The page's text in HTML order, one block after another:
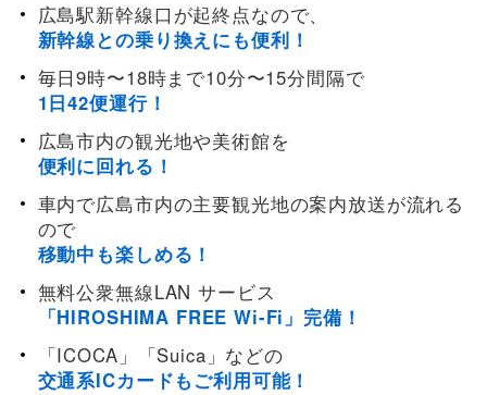
安全安心への取組み
よくあるご質問
遅延証明書
広島駅新幹線口が起終点なので、
新幹線との乗り換えにも便利！
毎日9時〜18時まで10分〜15分間隔で
1日42便運行！
広島市内の観光地や美術館を
便利に回れる！
車内で広島市内の主要観光地の案内放送が流れる
ので
移動中も楽しめる！
無料公衆無線LAN サービス
「HIROSHIMA FREE Wi-Fi」完備！
「ICOCA」「Suica」などの
交通系ICカードもご利用可能！